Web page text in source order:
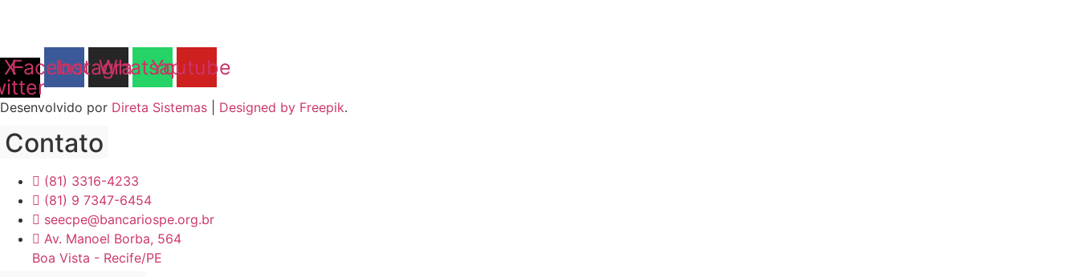
X-
Facebook
Instagram
Whatsapp
Youtube
Desenvolvido por Direta Sistemas Designed by Freepik.
Contato
(81) 3316-4233
(81) 9 7347-6454
seecpe@bancariospe.org.br
Av. Manoel Borba, 564
Boa Vista - Recife/PE